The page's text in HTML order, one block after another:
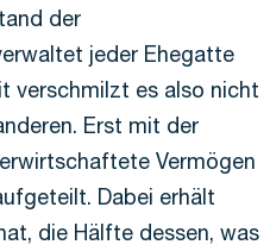
der
jeder Ehegatte
verschmilzt es also nicht
Erst mit der
Vermögen
Dabei erhält
die Hälfte dessen, was